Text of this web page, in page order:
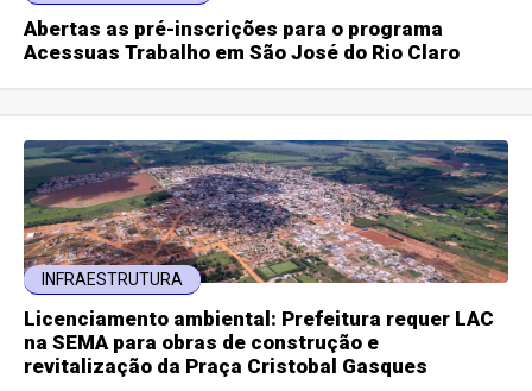
Abertas as pré-inscrições para o programa
Acessuas Trabalho em São José do Rio Claro
INFRAESTRUTURA
Licenciamento ambiental: Prefeitura requer LAC
na SEMA para obras de construção e
revitalização da Praça Cristobal Gasques